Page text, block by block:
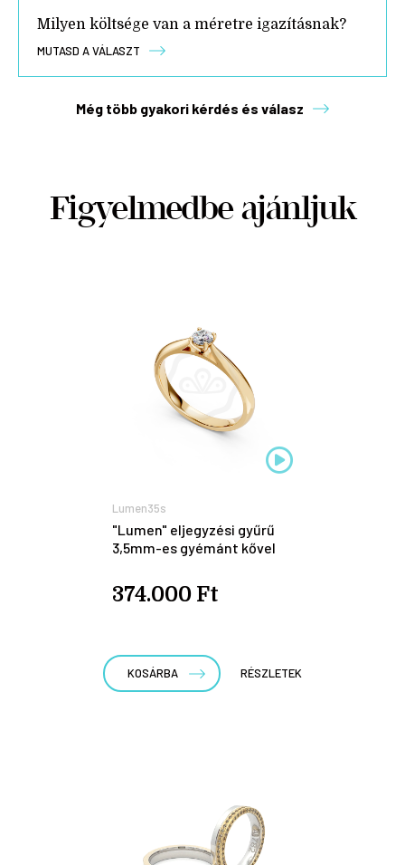
Milyen költsége van a méretre igazításnak?
MUTASD A VÁLASZT
Még több gyakori kérdés és válasz
Figyelmedbe ajánljuk
Lumen35s
"Lumen" eljegyzési gyűrű
3,5mm-es gyémánt kővel
374.000 Ft
KOSÁRBA RÉSZLETEK